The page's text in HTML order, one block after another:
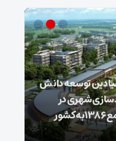
توسعه دانش
شهری در
بن‌بست ماندند/انحراف از طرح جامع ۱۳۸۶ به کشور